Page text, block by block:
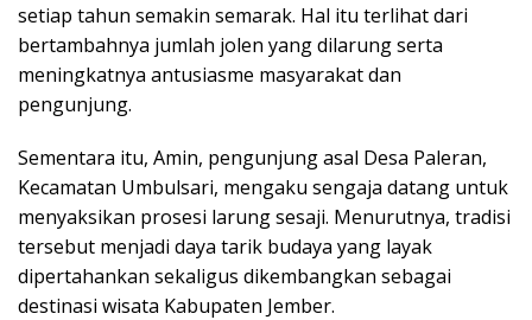
setiap tahun semakin semarak. Hal itu terlihat dari
bertambahnya jumlah jolen yang dilarung serta
meningkatnya antusiasme masyarakat dan
pengunjung.
Sementara itu, Amin, pengunjung asal Desa Paleran,
Kecamatan Umbulsari, mengaku sengaja datang untuk
menyaksikan prosesi larung sesaji. Menurutnya, tradisi
tersebut menjadi daya tarik budaya yang layak
dipertahankan sekaligus dikembangkan sebagai
destinasi wisata Kabupaten Jember.